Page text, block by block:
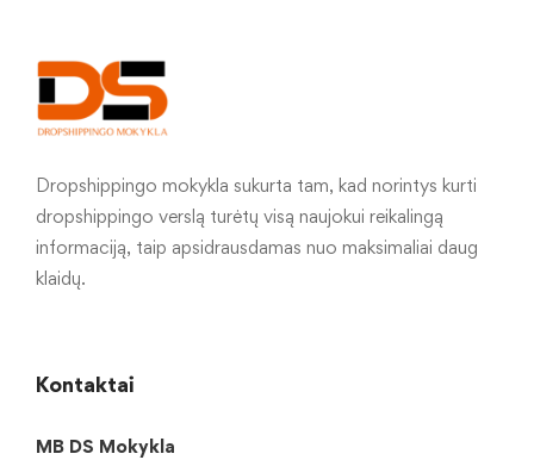
Dropshippingo mokykla sukurta tam, kad norintys kurti
dropshippingo verslą turėtų visą naujokui reikalingą
informaciją, taip apsidrausdamas nuo maksimaliai daug
klaidų.
Kontaktai
MB DS Mokykla